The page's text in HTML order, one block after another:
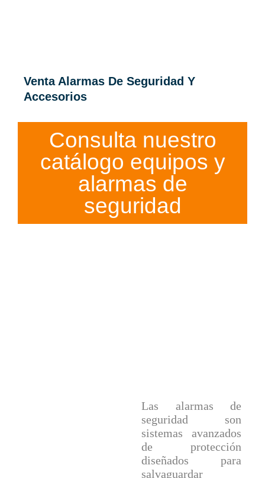
Venta Alarmas De Seguridad Y
Accesorios
Consulta nuestro
catálogo equipos y
alarmas de
seguridad
Las alarmas de
seguridad son
sistemas avanzados
de protección
diseñados para
salvaguardar